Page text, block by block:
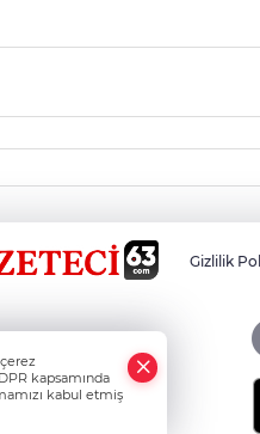
Gizlilik
kapsamında
kabul etmiş